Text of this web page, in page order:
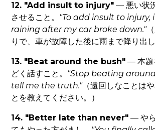
12. "Add insult to injury" — 悪い状
させること。 "To add insult to injury,
raining after my car broke down."
りで、車が故障した後に雨まで降り出し
13. "Beat around the bush" — 本題
どく話すこと。 "Stop beating
tell me the truth."（遠回しなことは
とを教えてください。）
14. "Better late than never" — や